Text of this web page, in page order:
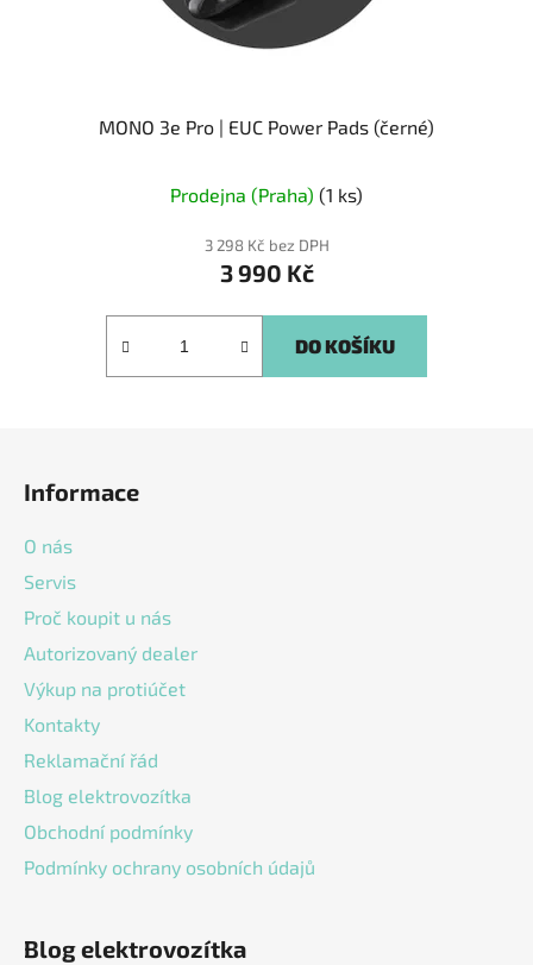
MONO 3e Pro | EUC Power Pads (černé)
Prodejna (Praha) (1 ks)
3 298 Kč bez DPH
3 990 Kč
DO KOŠÍKU
Informace
O nás
Servis
Proč koupit u nás
Autorizovaný dealer
Výkup na protiúčet
Kontakty
Reklamační řád
Blog elektrovozítka
Obchodní podmínky
Podmínky ochrany osobních údajů
Blog elektrovozítka